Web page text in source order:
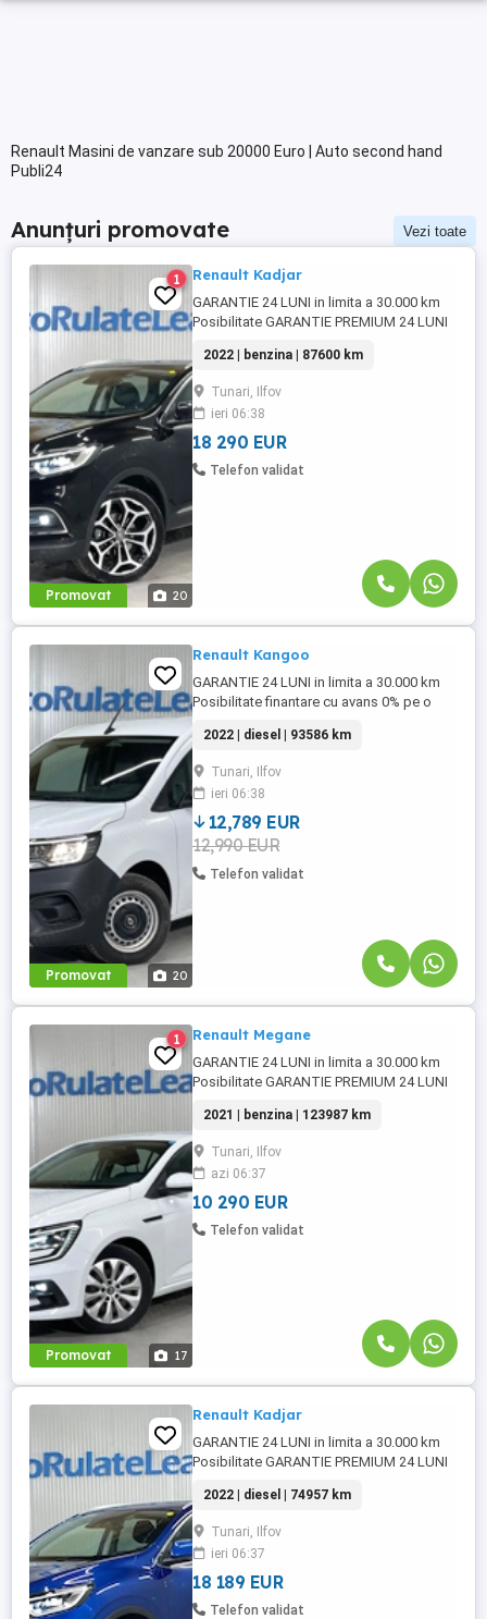
Renault Masini de vanzare sub 20000 Euro | Auto second hand
Publi24
Anunțuri promovate Vezi toate
Promovat 20
1 Renault Kadjar
GARANTIE 24 LUNI in limita a 30.000 km
Posibilitate GARANTIE PREMIUM 24 LUNI
cu avans 0% pe o perioada de maxim 6 ani
Aprobare garantata credit pentru
persoane fizice (cu venituri obtinute
inclusiv in afara tarii), persoane juridice si
persoane fizice ...
2022 | benzina | 87600 km
Tunari, Ilfov
ieri 06:38
18 290 EUR
Telefon validat
Promovat 20
Renault Kangoo
GARANTIE 24 LUNI in limita a 30.000 km
Posibilitate finantare cu avans 0% pe o
CEBIA disponibil Aprobare garantata
credit pentru persoane fizice (cu venituri
obtinute inclusiv in afara tarii), persoane
juridice si persoane fizice autorizate
Oferta indicativa ...
2022 | diesel | 93586 km
Tunari, Ilfov
ieri 06:38
12,789 EUR
12,990 EUR
Telefon validat
Promovat 17
1 Renault Megane
GARANTIE 24 LUNI in limita a 30.000 km
Posibilitate GARANTIE PREMIUM 24 LUNI
cu avans 0% pe o perioada de maxim 6 ani
Raport verificare CEBIA disponibil
Aprobare garantata credit pentru
persoane fizice (cu venituri obtinute
inclusiv in afara tarii), persoane ...
2021 | benzina | 123987 km
Tunari, Ilfov
azi 06:37
10 290 EUR
Telefon validat
Renault Kadjar
GARANTIE 24 LUNI in limita a 30.000 km
Posibilitate GARANTIE PREMIUM 24 LUNI
cu avans 0% pe o perioada de maxim 6 ani
Aprobare garantata credit pentru
persoane fizice (cu venituri obtinute
inclusiv in afara tarii), persoane juridice si
persoane fizice ...
2022 | diesel | 74957 km
Tunari, Ilfov
ieri 06:37
18 189 EUR
Telefon validat